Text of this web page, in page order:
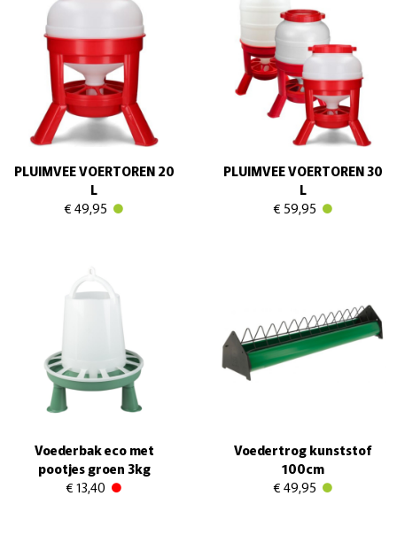
PLUIMVEE VOERTOREN 20
L
€ 49,95
PLUIMVEE VOERTOREN 30
L
€ 59,95
Voederbak eco met
pootjes groen 3kg
€ 13,40
Voedertrog kunststof
100cm
€ 49,95